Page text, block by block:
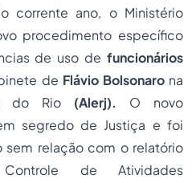
corrente ano, o Ministério
procedimento específico
de uso de funcionários
de Flávio Bolsonarona
do Rio (Alerj). O novo
segredo de Justiça e foi
sem relação com o relatório
de Atividades